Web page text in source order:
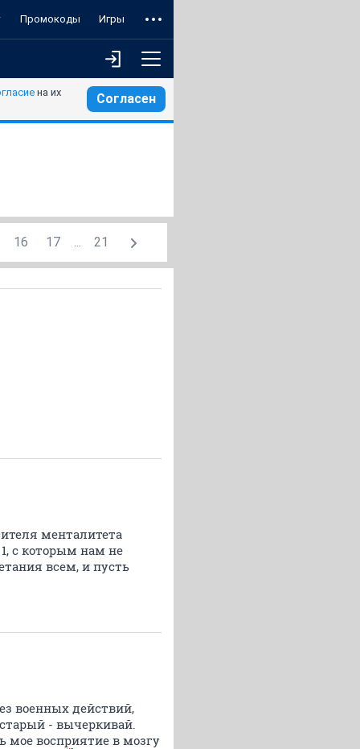
Промокоды Игры
на их
Согласен
16 17 ... 21
менталитета
с которым нам не
всем, и пусть
военных действий,
- вычеркивай.
мое восприятие в мозгу